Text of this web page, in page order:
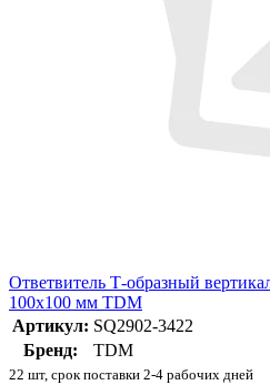
Ответвитель Т-образный
100х100 мм TDM
Артикул: SQ2902-3422
Бренд:
TDM
22 шт, срок поставки 2-4 рабочих дней